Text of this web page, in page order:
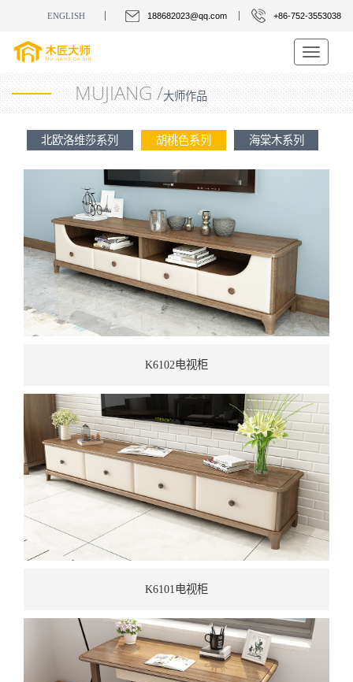
ENGLISH 188682023@qq.com +86-752-3553038
Toggle
MUJIANG /大师作品
北欧洛维莎系列 胡桃色系列 海棠木系列
K6102电视柜
K6101电视柜